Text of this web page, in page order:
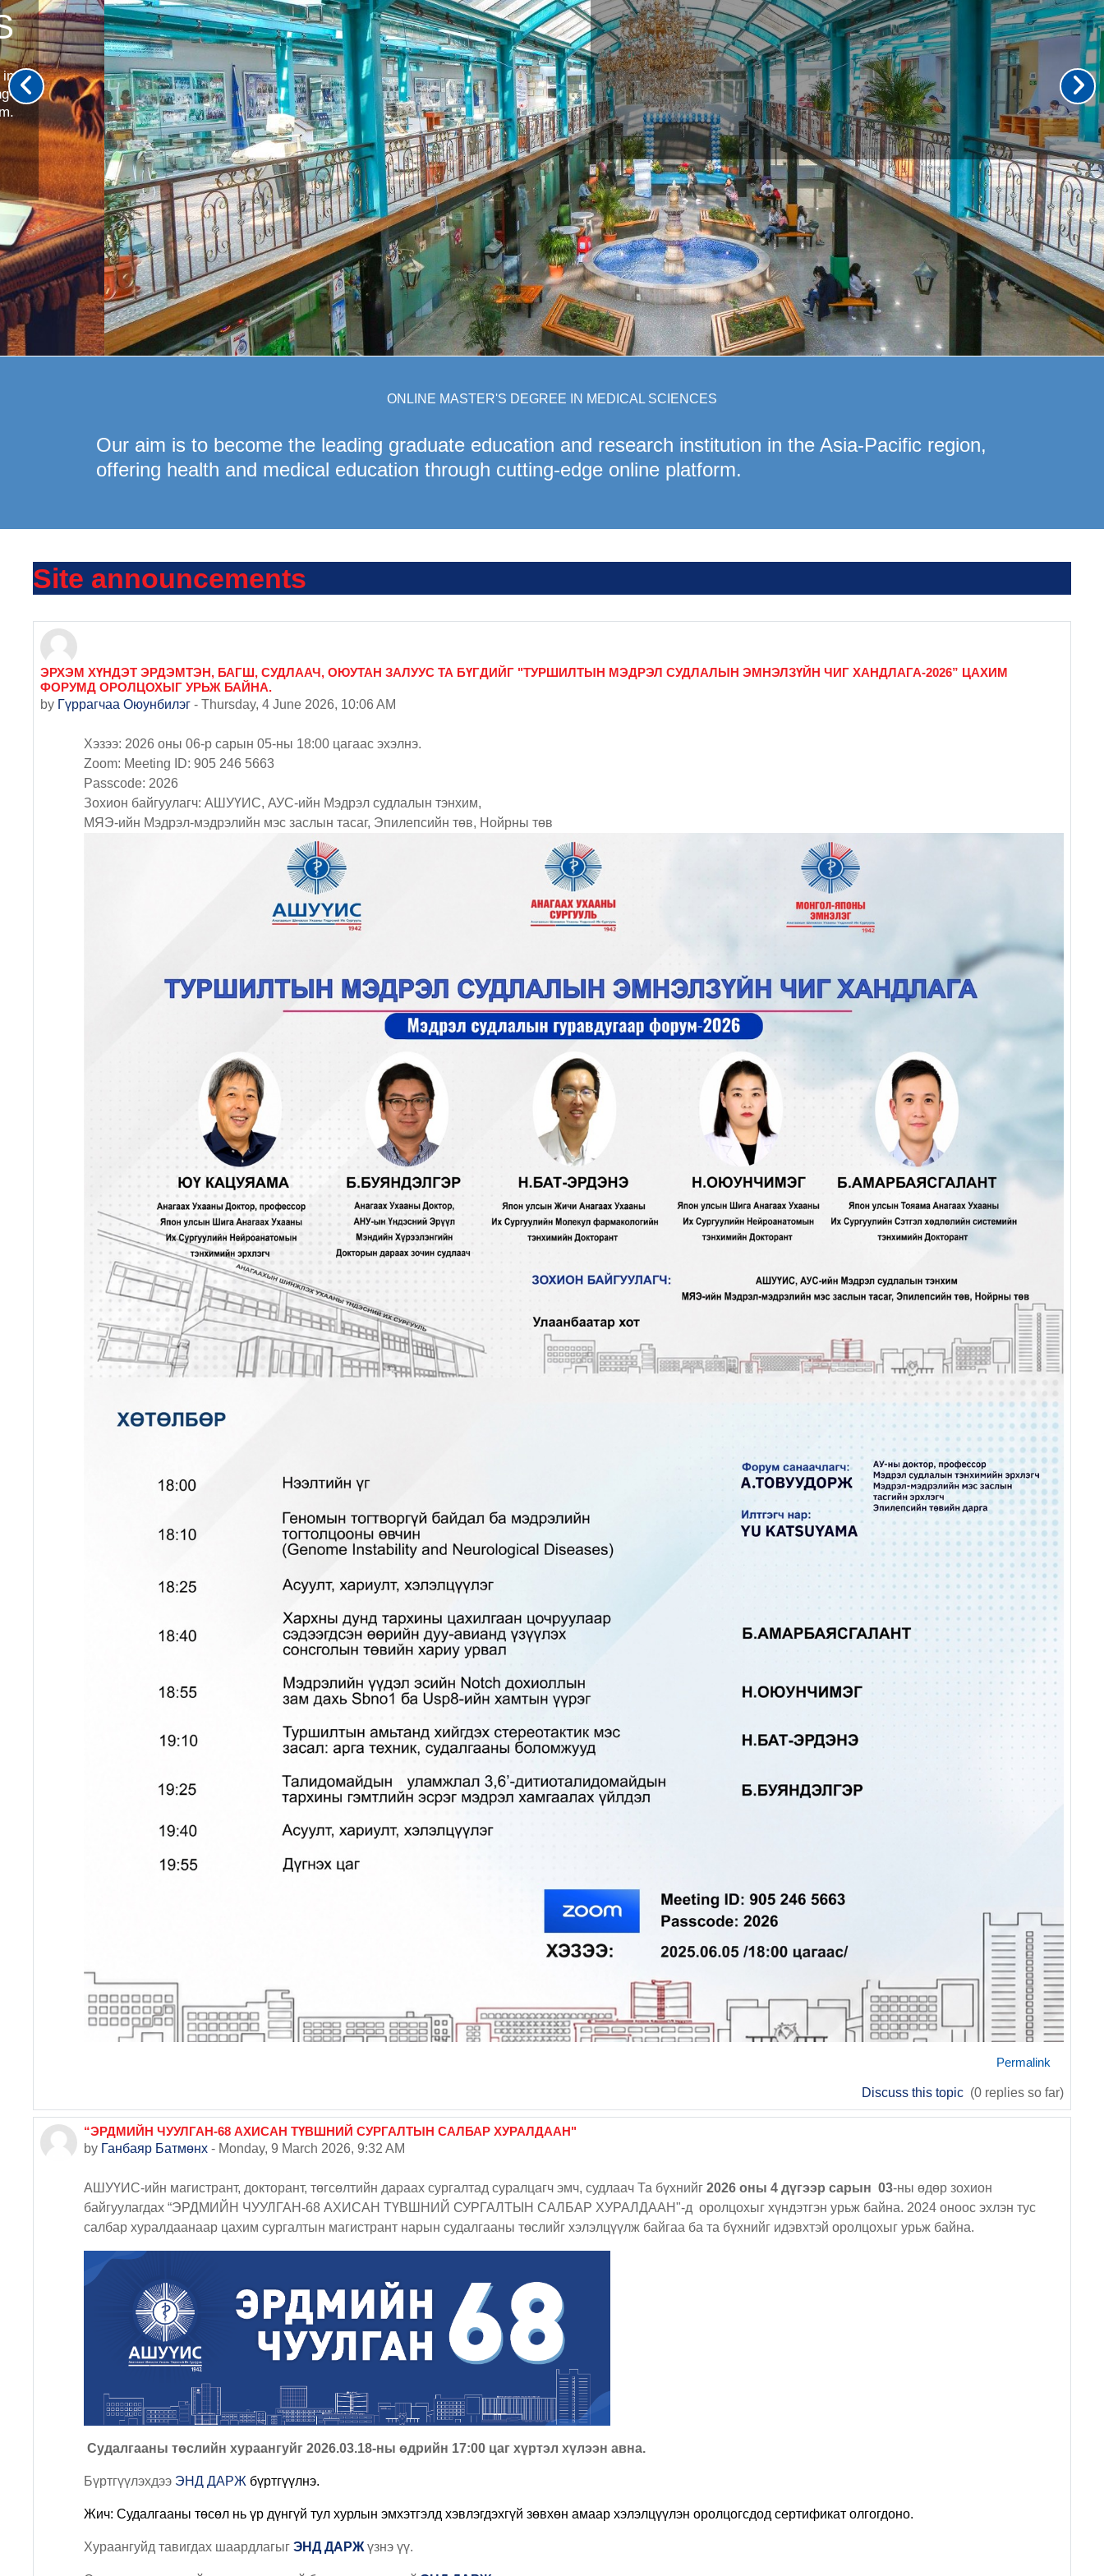
IN MEDICAL SCIENCES
OUR AIM IS TO BECOME THE LEADING GRADUATE EDUCATION AND
RESEARCH INSTITUTION IN THE ASIA-PACIFIC REGION, OFFERING HEALTH
AND MEDICAL EDUCATION THROUGH CUTTING-EDGE ONLINE PLATFORM.
ONLINE MASTER'S DEGREE IN MEDICAL SCIENCES
Our aim is to become the leading graduate education and research institution in the Asia-Pacific region,
offering health and medical education through cutting-edge online platform.
Site announcements
ЭРХЭМ ХҮНДЭТ ЭРДЭМТЭН, БАГШ, СУДЛААЧ, ОЮУТАН ЗАЛУУС ТА БҮГДИЙГ "ТУРШИЛТЫН МЭДРЭЛ СУДЛАЛЫН ЭМНЭЛЗҮЙН ЧИГ ХАНДЛАГА-2026” ЦАХИМ
ФОРУМД ОРОЛЦОХЫГ УРЬЖ БАЙНА.
by Гүррагчаа Оюунбилэг - Thursday, 4 June 2026, 10:06 AM
Хэзээ: 2026 оны 06-р сарын 05-ны 18:00 цагаас эхэлнэ.
Zoom: Meeting ID: 905 246 5663
Passcode: 2026
Зохион байгуулагч: АШУҮИС, АУС-ийн Мэдрэл судлалын тэнхим,
МЯЭ-ийн Мэдрэл-мэдрэлийн мэс заслын тасаг, Эпилепсийн төв, Нойрны төв
Permalink
Discuss this topic (0 replies so far)
“ЭРДМИЙН ЧУУЛГАН-68 АХИСАН ТҮВШНИЙ СУРГАЛТЫН САЛБАР ХУРАЛДААН"
by Ганбаяр Батмөнх - Monday, 9 March 2026, 9:32 AM
АШУҮИС-ийн магистрант, докторант, төгсөлтийн дараах сургалтад суралцагч эмч, судлаач Та бүхнийг 2026 оны 4 дүгээр сарын 03-ны өдөр зохион
байгуулагдах “ЭРДМИЙН ЧУУЛГАН-68 АХИСАН ТҮВШНИЙ СУРГАЛТЫН САЛБАР ХУРАЛДААН"-д оролцохыг хүндэтгэн урьж байна. 2024 оноос эхлэн тус
салбар хуралдаанаар цахим сургалтын магистрант нарын судалгааны төслийг хэлэлцүүлж байгаа ба та бүхнийг идэвхтэй оролцохыг урьж байна.
Судалгааны төслийн хураангуйг 2026.03.18-ны өдрийн 17:00 цаг хүртэл хүлээн авна.
Бүртгүүлэхдээ ЭНД ДАРЖ бүртгүүлнэ.
Жич: Судалгааны төсөл нь үр дүнгүй тул хурлын эмхэтгэлд хэвлэгдэхгүй зөвхөн амаар хэлэлцүүлэн оролцогсдод сертификат олгогдоно.
Хураангуйд тавигдах шаардлагыг ЭНД ДАРЖ үзнэ үү.